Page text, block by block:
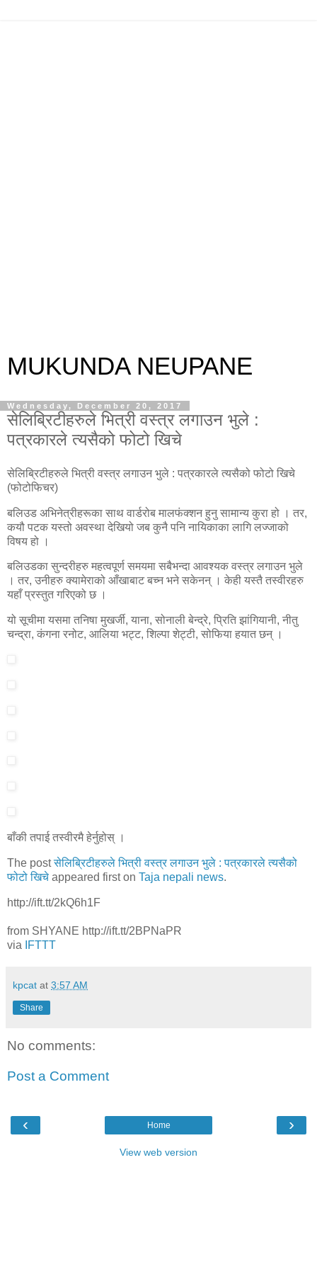
MUKUNDA NEUPANE
Wednesday, December 20, 2017
सेलिब्रिटीहरुले भित्री वस्त्र लगाउन भुले :
पत्रकारले त्यसैको फोटो खिचे
सेलिब्रिटीहरुले भित्री वस्त्र लगाउन भुले : पत्रकारले त्यसैको फोटो खिचे
(फोटोफिचर)
बलिउड अभिनेत्रीहरूका साथ वार्डरोब मालफंक्शन हुनु सामान्य कुरा हो । तर,
कयौ पटक यस्तो अवस्था देखियो जब कुनै पनि नायिकाका लागि लज्जाको
विषय हो ।
बलिउडका सुन्दरीहरु महत्वपूर्ण समयमा सबैभन्दा आवश्यक वस्त्र लगाउन भुले
। तर, उनीहरु क्यामेराको आँखाबाट बच्न भने सकेनन् । केही यस्तै तस्वीरहरु
यहाँ प्रस्तुत गरिएको छ ।
यो सूचीमा यसमा तनिषा मुखर्जी, याना, सोनाली बेन्द्रे, प्रिति झांगियानी, नीतु
चन्द्रा, कंगना रनोट, आलिया भट्ट, शिल्पा शेट्टी, सोफिया हयात छन् ।
बाँकी तपाई तस्वीरमै हेर्नुहोस् ।
The postसेलिब्रिटीहरुले भित्री वस्त्र लगाउन भुले : पत्रकारले त्यसैको
फोटो खिचे appeared first on Taja nepali news.
http://ift.tt/2kQ6h1F
from SHYANE http://ift.tt/2BPNaPR
via
IFTTT
kpcat at 3:57 AM
Share
No comments:
Post a Comment
‹ ›
Home
View web version